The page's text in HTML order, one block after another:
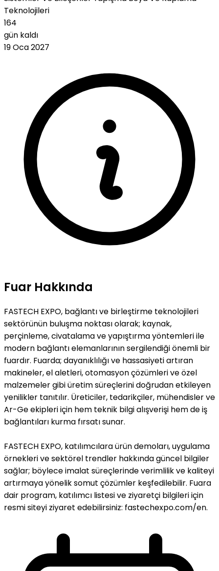
Teknolojileri
164
gün kaldı
19 Oca 2027
Fuar Hakkında
FASTECH EXPO, bağlantı ve birleştirme teknolojileri
sektörünün buluşma noktası olarak; kaynak,
perçinleme, civatalama ve yapıştırma yöntemleri ile
modern bağlantı elemanlarının sergilendiği önemli bir
fuardır. Fuarda; dayanıklılığı ve hassasiyeti artıran
makineler, el aletleri, otomasyon çözümleri ve özel
malzemeler gibi üretim süreçlerini doğrudan etkileyen
yenilikler tanıtılır. Üreticiler, tedarikçiler, mühendisler ve
Ar-Ge ekipleri için hem teknik bilgi alışverişi hem de iş
bağlantıları kurma fırsatı sunar.
FASTECH EXPO, katılımcılara ürün demoları, uygulama
örnekleri ve sektörel trendler hakkında güncel bilgiler
sağlar; böylece imalat süreçlerinde verimlilik ve kaliteyi
artırmaya yönelik somut çözümler keşfedilebilir. Fuara
dair program, katılımcı listesi ve ziyaretçi bilgileri için
resmi siteyi ziyaret edebilirsiniz: fastechexpo.com/en.